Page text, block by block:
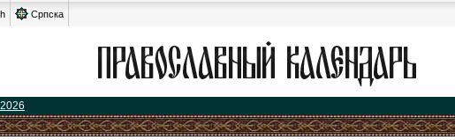
Српска